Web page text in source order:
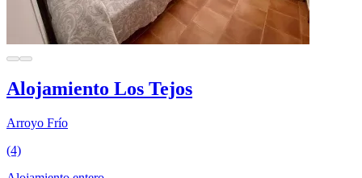
Alojamiento Los Tejos
Arroyo Frío
(4)